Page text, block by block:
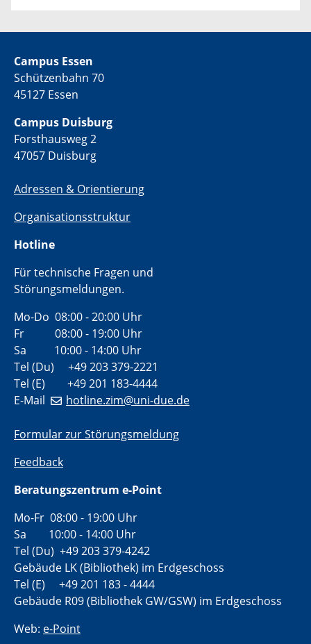
Campus Essen
Schützenbahn 70
45127 Essen
Campus Duisburg
Forsthausweg 2
47057 Duisburg
Adressen & Orientierung
Organisationsstruktur
Hotline
Für technische Fragen und
Störungsmeldungen.
Mo-Do 08:00 - 20:00 Uhr
Fr 08:00 - 19:00 Uhr
Sa 10:00 - 14:00 Uhr
Tel (Du) +49 203 379-2221
Tel (E) +49 201 183-4444
E-Mail
hotline.zim@uni-due.de
Formular zur Störungsmeldung
Feedback
Beratungszentrum e-Point
Mo-Fr 08:00 - 19:00 Uhr
Sa 10:00 - 14:00 Uhr
Tel (Du) +49 203 379-4242
Gebäude LK (Bibliothek) im Erdgeschoss
Tel (E) +49 201 183 - 4444
Gebäude R09 (Bibliothek GW/GSW) im Erdgeschoss
Web: e-Point